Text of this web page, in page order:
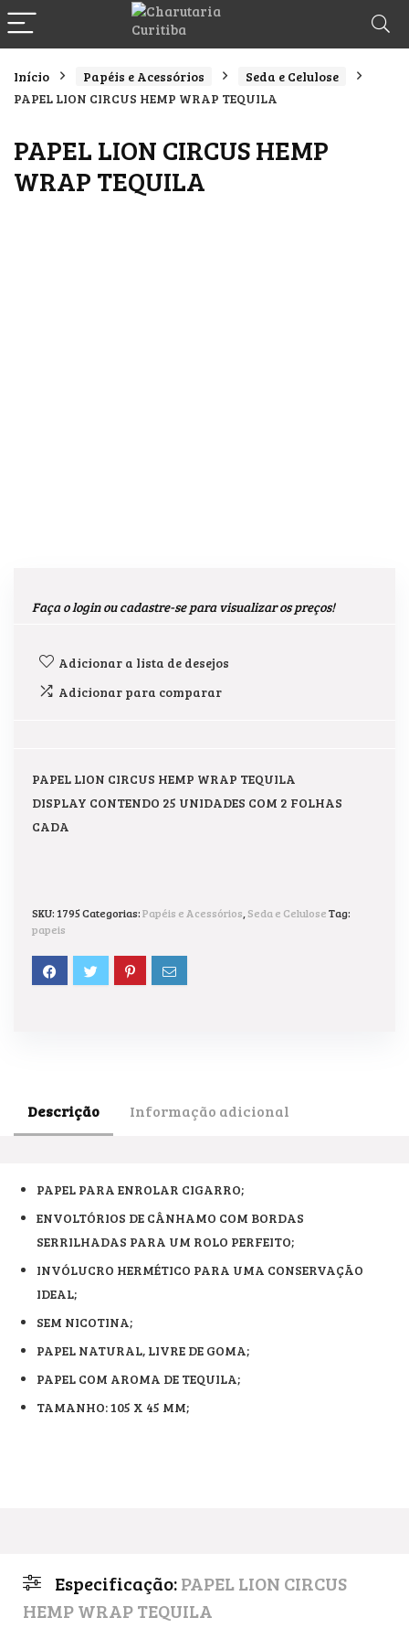
Início Papéis e Acessórios
Seda e Celulose
PAPEL LION CIRCUS HEMP WRAP TEQUILA
PAPEL LION CIRCUS HEMP
WRAP TEQUILA
Faça o login ou cadastre-se para visualizar os preços!
Adicionar a lista de desejos
Adicionar para comparar
PAPEL LION CIRCUS HEMP WRAP TEQUILA
DISPLAY CONTENDO 25 UNIDADES COM 2 FOLHAS
CADA
SKU: 1795Categorias:Papéis e Acessórios Seda e CeluloseTag:
papeis
Descrição Informação adicional
PAPEL PARA ENROLAR CIGARRO;
ENVOLTÓRIOS DE CÂNHAMO COM BORDAS
SERRILHADAS PARA UM ROLO PERFEITO;
INVÓLUCRO HERMÉTICO PARA UMA CONSERVAÇÃO
IDEAL;
SEM NICOTINA;
PAPEL NATURAL, LIVRE DE GOMA;
PAPEL COM AROMA DE TEQUILA;
TAMANHO: 105 X 45 MM;
Especificação:PAPEL LION CIRCUS
HEMP WRAP TEQUILA